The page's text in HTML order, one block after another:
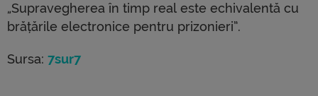
„Supravegherea în timp real este echivalentă cu
brățările electronice pentru prizonieri”.
Sursa: 7sur7